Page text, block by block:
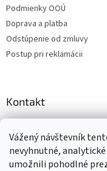
Vážený návštevník
nevyhnutné,
umožnili pohodlné
Podmienky OOÚ
Doprava a platba
Odstúpenie od zmluvy
Postup pri reklamácii
Kontakt
+421 903 144 673